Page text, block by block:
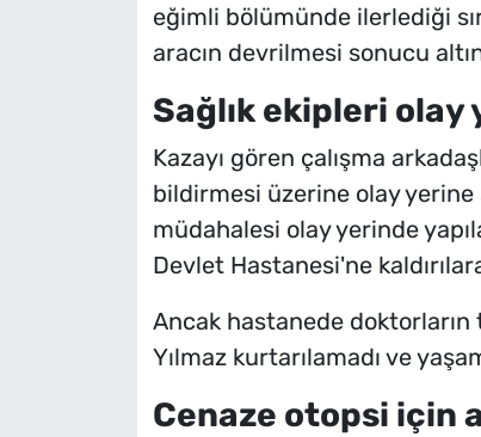
eğimli bölümünde ilerlediği
aracın devrilmesi sonucu
Sağlık ekipleri
Kazayı gören çalışma
bildirmesi üzerine olay
müdahalesi olay yerinde
Devlet Hastanesi'ne
Ancak hastanede
Yılmaz kurtarılamadı ve
Cenaze otopsi için